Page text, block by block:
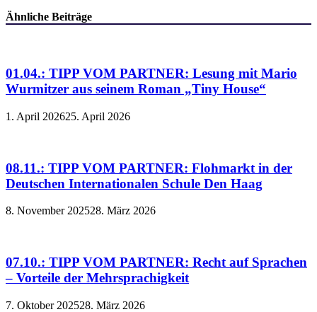
Ähnliche Beiträge
01.04.: TIPP VOM PARTNER: Lesung mit Mario
Wurmitzer aus seinem Roman „Tiny House“
1. April 202625. April 2026
08.11.: TIPP VOM PARTNER: Flohmarkt in der
Deutschen Internationalen Schule Den Haag
8. November 202528. März 2026
07.10.: TIPP VOM PARTNER: Recht auf Sprachen
– Vorteile der Mehrsprachigkeit
7. Oktober 202528. März 2026